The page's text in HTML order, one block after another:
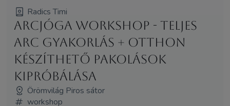
Radics Timi
Arcjóga workshop - teljes
arc gyakorlás + otthon
készíthető pakolások
kipróbálása
Örömvilág Piros sátor
workshop